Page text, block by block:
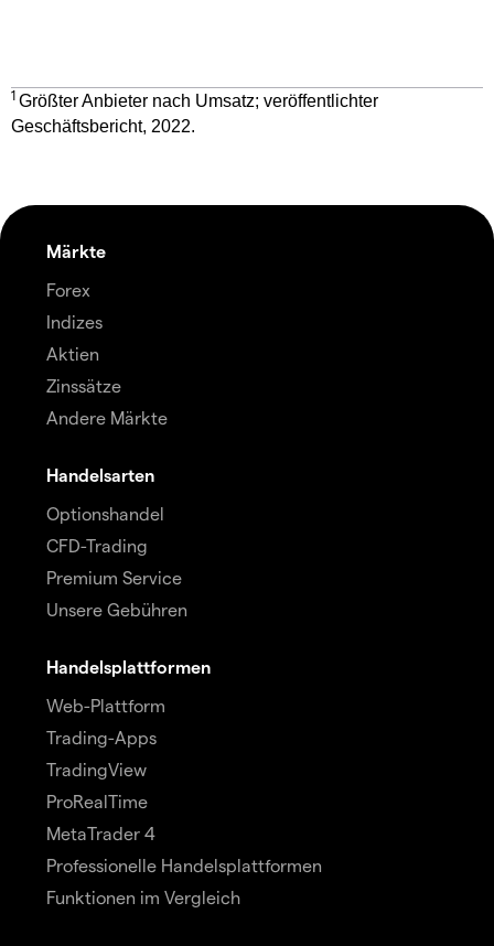
1 Größter Anbieter nach Umsatz; veröffentlichter
Geschäftsbericht, 2022.
Märkte
Forex
Indizes
Aktien
Zinssätze
Andere Märkte
Handelsarten
Optionshandel
CFD-Trading
Premium Service
Unsere Gebühren
Handelsplattformen
Web-Plattform
Trading-Apps
TradingView
ProRealTime
MetaTrader 4
Professionelle Handelsplattformen
Funktionen im Vergleich